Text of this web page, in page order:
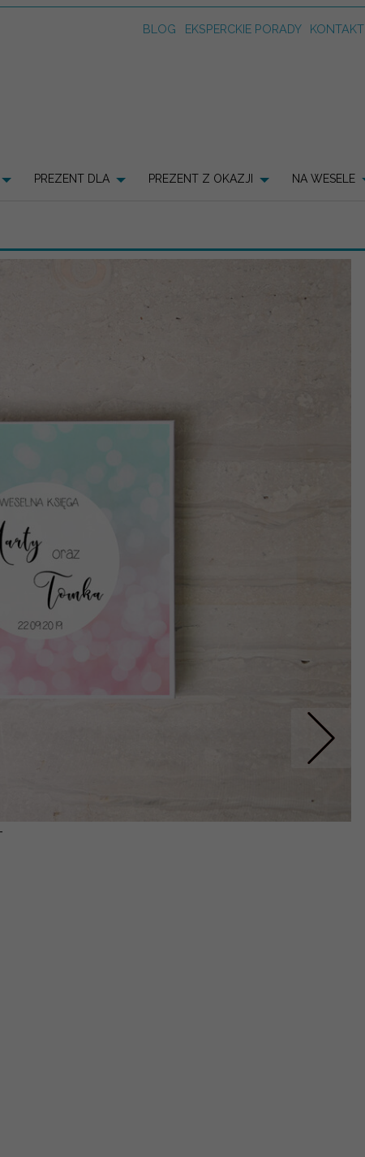
BLOG EKSPERCKIE PORADY KONTAKT
PREZENT DLA PREZENT Z OKAZJI NA WESELE
Nastepne